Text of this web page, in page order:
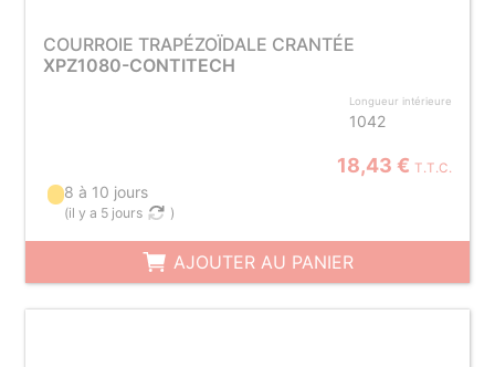
COURROIE TRAPÉZOÏDALE CRANTÉE
XPZ1080-CONTITECH
Longueur intérieure
1042
18,43 € T.T.C.
8 à 10 jours
(il y a 5 jours )
AJOUTER AU PANIER